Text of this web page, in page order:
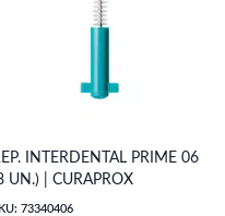
INTERDENTAL PRIME 06
UN.) | CURAPROX
73340406